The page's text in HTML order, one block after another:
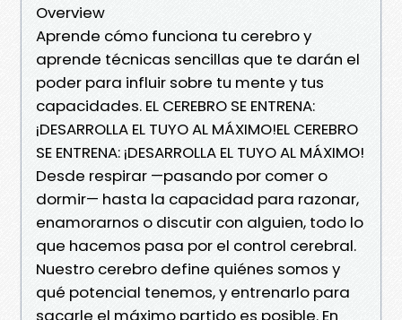
Overview
Aprende cómo funciona tu cerebro y
aprende técnicas sencillas que te darán el
poder para influir sobre tu mente y tus
capacidades. EL CEREBRO SE ENTRENA:
¡DESARROLLA EL TUYO AL MÁXIMO!EL CEREBRO
SE ENTRENA: ¡DESARROLLA EL TUYO AL MÁXIMO!
Desde respirar —pasando por comer o
dormir— hasta la capacidad para razonar,
enamorarnos o discutir con alguien, todo lo
que hacemos pasa por el control cerebral.
Nuestro cerebro define quiénes somos y
qué potencial tenemos, y entrenarlo para
sacarle el máximo partido es posible. En